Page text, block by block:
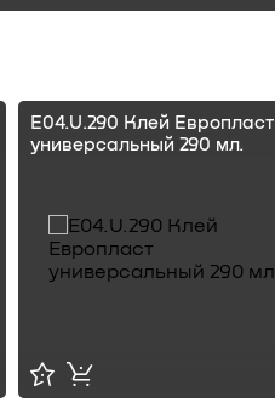
E04.U.290 Клей Европласт
универсальный 290 мл.